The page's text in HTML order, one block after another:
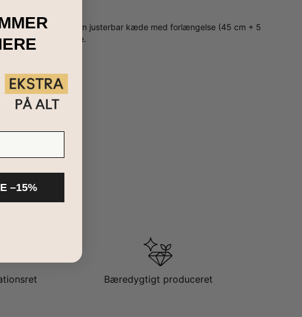
symboler og nyd en justerbar kæde med forlængelse (45 cm + 5
til særlige øjeblikke.
Bæredygtigt produceret
–15%